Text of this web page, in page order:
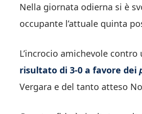
Nella giornata odierna si è
occupante l’attuale quinta
L’incrocio amichevole
risultato di 3-0 a favore dei
Vergara e del tanto atteso